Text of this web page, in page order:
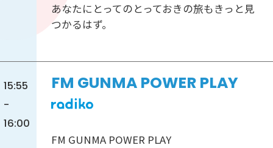
あなたにとってのとっておきの旅もきっと見
つかるはず。
15:55
-
16:00
FM GUNMA POWER PLAY
FM GUNMA POWER PLAY